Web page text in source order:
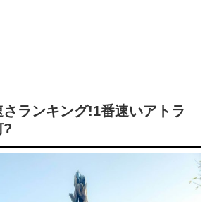
ランキング!1番速いアトラ
?